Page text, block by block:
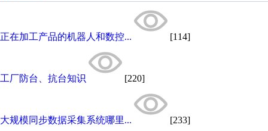
正在加工产品的机器人和数控... [114]
工厂防台、抗台知识 [220]
大规模同步数据采集系统哪里... [233]